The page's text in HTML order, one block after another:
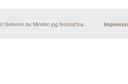
Network.hu Minden jog fenntartva.